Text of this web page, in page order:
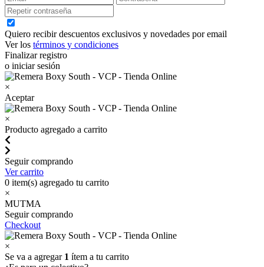
Quiero recibir descuentos exclusivos y novedades por email
Ver los términos y condiciones
Finalizar registro
o iniciar sesión
×
Aceptar
×
Producto agregado a carrito
Seguir comprando
Ver carrito
0 item(s) agregado tu carrito
×
MUTMA
Seguir comprando
Checkout
×
Se va a agregar 1 ítem a tu carrito